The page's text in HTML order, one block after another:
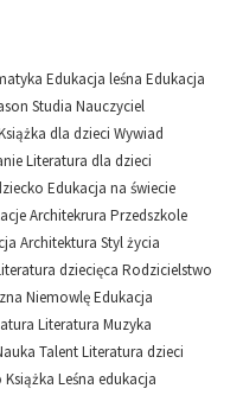
Edukacja leśnaEdukacja
StudiaNauczyciel
dla dzieciWywiad
Literatura dla dzieci
Edukacja na świecie
ArchitekruraPrzedszkole
ArchitekturaStyl życia
dziecięcaRodzicielstwo
NiemowlęEdukacja
LiteraturaMuzyka
TalentLiteratura dzieci
KsiążkaLeśna edukacja